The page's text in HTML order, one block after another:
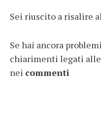
Sei riuscito a risalire
Se hai ancora
chiarimenti legati
nei commenti